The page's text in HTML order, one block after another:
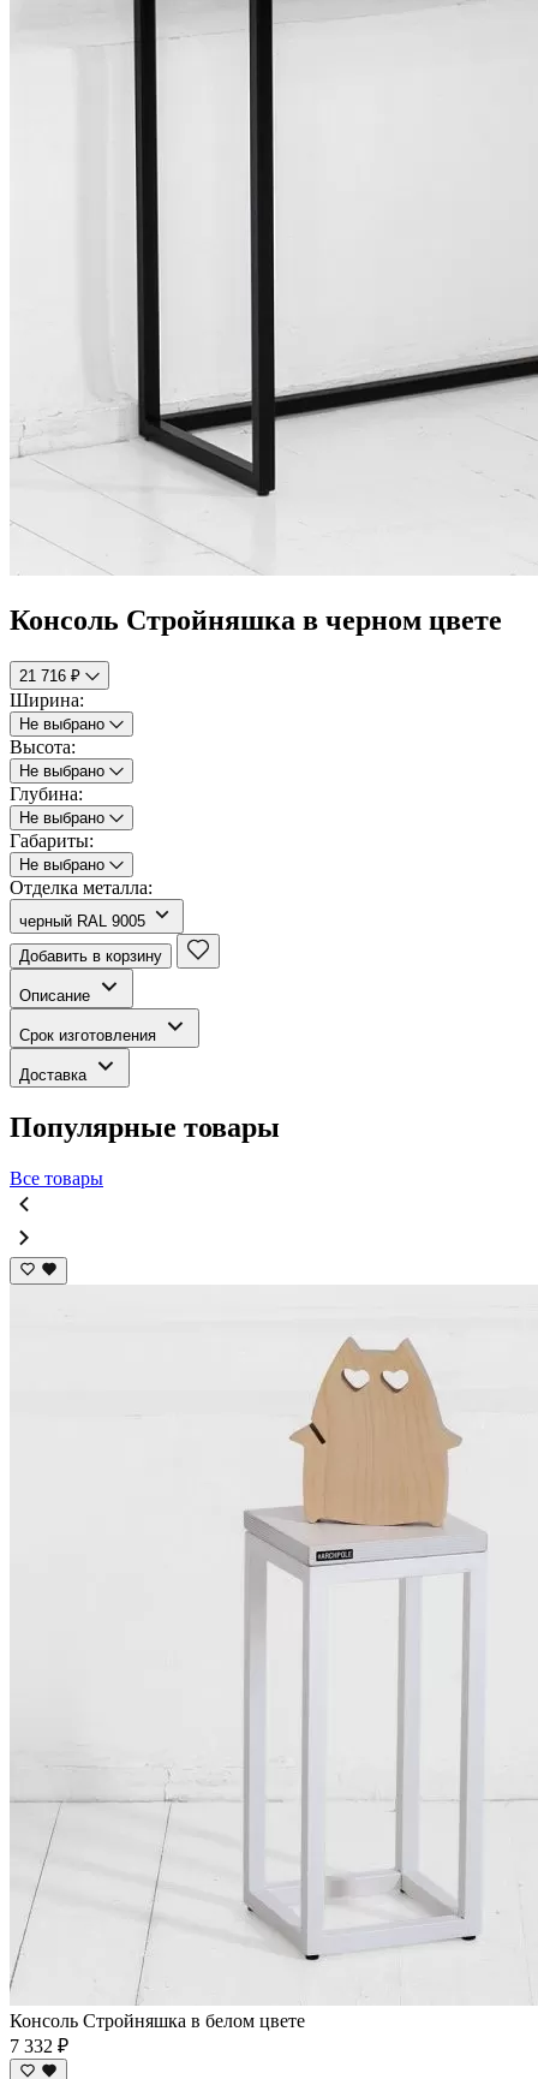
Консоль Стройняшка в черном цвете
21 716 ₽
Ширина:
Не выбрано
Высота:
Не выбрано
Глубина:
Не выбрано
Габариты:
Не выбрано
Отделка металла:
черный RAL 9005
Добавить в корзину
Описание
Срок изготовления
Доставка
Популярные товары
Все товары
Консоль Стройняшка в белом цвете
7 332 ₽